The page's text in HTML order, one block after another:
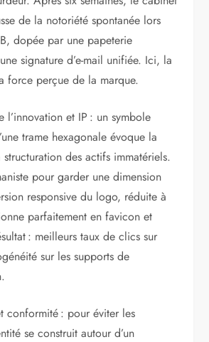
de la notoriété spontanée lors
dopée par une papeterie
signature d’e-mail unifiée. Ici, la
force perçue de la marque.
et IP : un symbole
trame hexagonale évoque la
des actifs immatériels.
pour garder une dimension
responsive du logo, réduite à
parfaitement en favicon et
: meilleurs taux de clics sur
sur les supports de
conformité : pour éviter les
se construit autour d’un